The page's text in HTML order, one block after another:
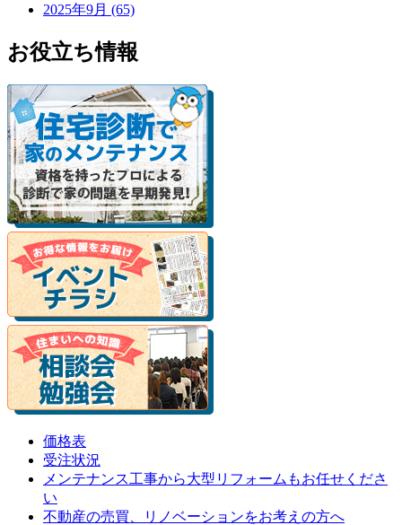
2025年9月 (65)
お役立ち情報
価格表
受注状況
メンテナンス工事から大型リフォームもお任せくださ
い
不動産の売買、リノベーションをお考えの方へ